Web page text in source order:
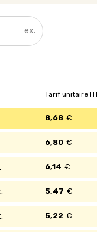
Tarif unitaire
8,68 €
6,80 €
6,14 €
5,47 €
5,22 €